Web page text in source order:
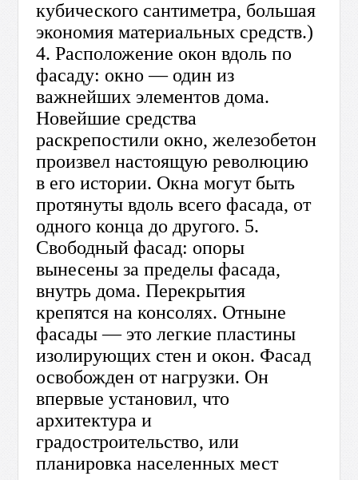
кубического сантиметра, большая
экономия материальных средств.)
4. Расположение окон вдоль по
фасаду: окно — один из
важнейших элементов дома.
Новейшие средства
раскрепостили окно, железобетон
произвел настоящую революцию
в его истории. Окна могут быть
протянуты вдоль всего фасада, от
одного конца до другого. 5.
Свободный фасад: опоры
вынесены за пределы фасада,
внутрь дома. Перекрытия
крепятся на консолях. Отныне
фасады — это легкие пластины
изолирующих стен и окон. Фасад
освобожден от нагрузки. Он
впервые установил, что
архитектура и
градостроительство, или
планировка населенных мест